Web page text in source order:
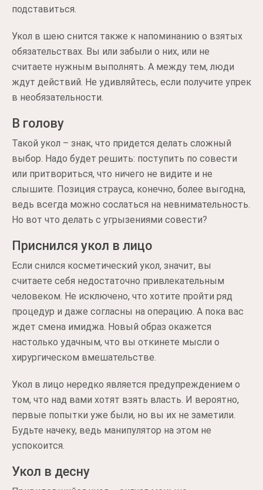
подставиться.
Укол в шею снится также к напоминанию о взятых
обязательствах. Вы или забыли о них, или не
считаете нужным выполнять. А между тем, люди
ждут действий. Не удивляйтесь, если получите упрек
в необязательности.
В голову
Такой укол – знак, что придется делать сложный
выбор. Надо будет решить: поступить по совести
или притвориться, что ничего не видите и не
слышите. Позиция страуса, конечно, более выгодна,
ведь всегда можно сослаться на невнимательность.
Но вот что делать с угрызениями совести?
Приснился укол в лицо
Если снился косметический укол, значит, вы
считаете себя недостаточно привлекательным
человеком. Не исключено, что хотите пройти ряд
процедур и даже согласны на операцию. А пока вас
ждет смена имиджа. Новый образ окажется
настолько удачным, что вы откинете мысли о
хирургическом вмешательстве.
Укол в лицо нередко является предупреждением о
том, что над вами хотят взять власть. И вероятно,
первые попытки уже были, но вы их не заметили.
Будьте начеку, ведь манипулятор на этом не
успокоится.
Укол в десну